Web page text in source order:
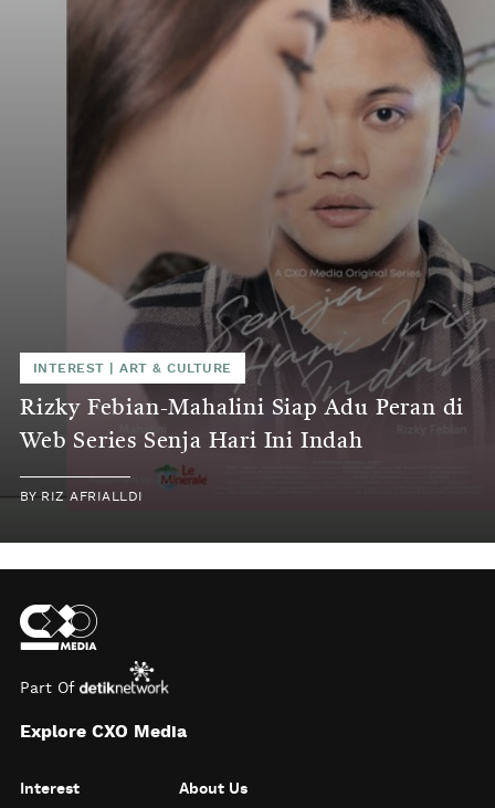
INTEREST |ART & CULTURE
Rizky Febian-Mahalini Siap Adu Peran di
Web Series Senja Hari Ini Indah
BYRIZ AFRIALLDI
Part Of
Explore CXO Media
Interest About Us